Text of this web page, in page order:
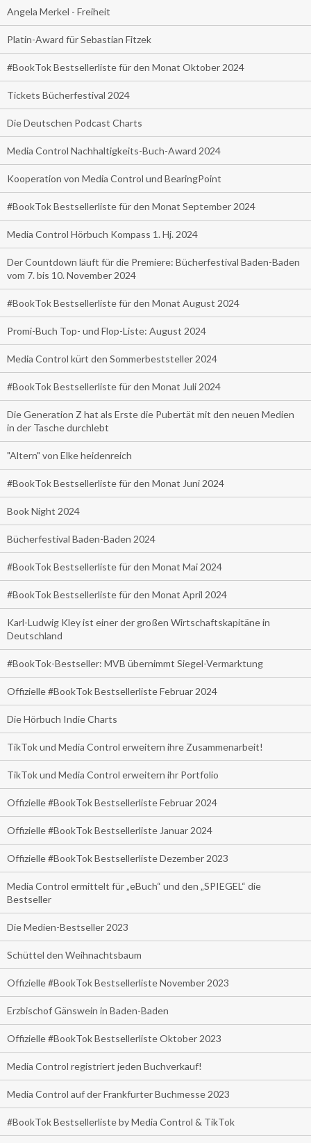
Angela Merkel - Freiheit
Platin-Award für Sebastian Fitzek
#BookTok Bestsellerliste für den Monat Oktober 2024
Tickets Bücherfestival 2024
Die Deutschen Podcast Charts
Media Control Nachhaltigkeits-Buch-Award 2024
Kooperation von Media Control und BearingPoint
#BookTok Bestsellerliste für den Monat September 2024
Media Control Hörbuch Kompass 1. Hj. 2024
Der Countdown läuft für die Premiere: Bücherfestival Baden-Baden
vom 7. bis 10. November 2024
#BookTok Bestsellerliste für den Monat August 2024
Promi-Buch Top- und Flop-Liste: August 2024
Media Control kürt den Sommerbeststeller 2024
#BookTok Bestsellerliste für den Monat Juli 2024
Die Generation Z hat als Erste die Pubertät mit den neuen Medien
in der Tasche durchlebt
"Altern" von Elke heidenreich
#BookTok Bestsellerliste für den Monat Juni 2024
Book Night 2024
Bücherfestival Baden-Baden 2024
#BookTok Bestsellerliste für den Monat Mai 2024
#BookTok Bestsellerliste für den Monat April 2024
Karl-Ludwig Kley ist einer der großen Wirtschaftskapitäne in
Deutschland
#BookTok-Bestseller: MVB übernimmt Siegel-Vermarktung
Offizielle #BookTok Bestsellerliste Februar 2024
Die Hörbuch Indie Charts
TikTok und Media Control erweitern ihre Zusammenarbeit!
TikTok und Media Control erweitern ihr Portfolio
Offizielle #BookTok Bestsellerliste Februar 2024
Offizielle #BookTok Bestsellerliste Januar 2024
Offizielle #BookTok Bestsellerliste Dezember 2023
Media Control ermittelt für „eBuch“ und den „SPIEGEL“ die
Bestseller
Die Medien-Bestseller 2023
Schüttel den Weihnachtsbaum
Offizielle #BookTok Bestsellerliste November 2023
Erzbischof Gänswein in Baden-Baden
Offizielle #BookTok Bestsellerliste Oktober 2023
Media Control registriert jeden Buchverkauf!
Media Control auf der Frankfurter Buchmesse 2023
#BookTok Bestsellerliste by Media Control & TikTok